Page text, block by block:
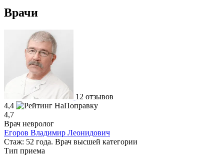
Врачи
12 отзывов
4,4
4,7
Врач невролог
Егоров Владимир Леонидович
Стаж: 52 года. Врач высшей категории
Тип приема